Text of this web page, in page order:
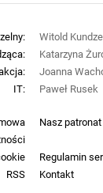
Nasz patronat
Regulamin
RSS
Kontakt
Witold
Katarzyna
Joanna
IT:
Paweł Rusek